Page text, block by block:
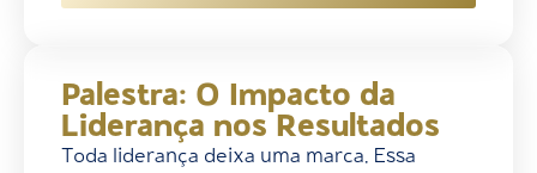
Palestra: O Impacto da
Liderança nos Resultados
Toda liderança deixa uma marca. Essa